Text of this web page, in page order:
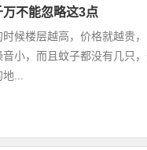
不能忽略这3点
候楼层越高，价格就越贵
小，而且蚊子都没有几只
...